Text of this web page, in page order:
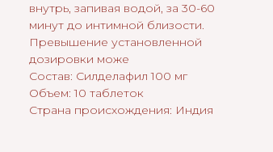
внутрь, запивая водой, за 30-60
минут до интимной близости.
Превышение установленной
дозировки може
Состав: Силделафил 100 мг
Объем: 10 таблеток
Страна происхождения: Индия